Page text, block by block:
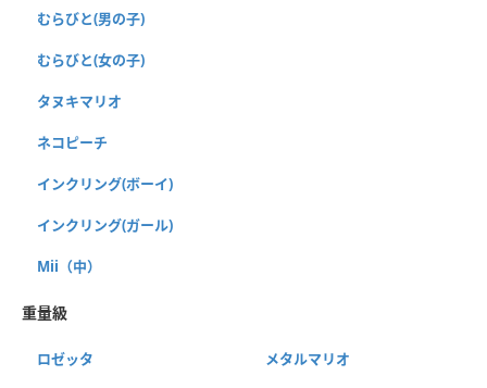
むらびと(男の子)
むらびと(女の子)
タヌキマリオ
ネコピーチ
インクリング(ボーイ)
インクリング(ガール)
Mii（中）
重量級
ロゼッタ メタルマリオ